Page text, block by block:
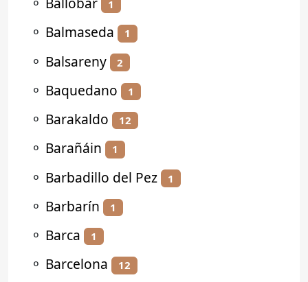
1
⚬ Balmaseda 1
⚬ Balsareny 2
⚬ Baquedano 1
⚬ Barakaldo 12
⚬ Barañáin 1
⚬ Barbadillo del Pez 1
⚬ Barbarín 1
⚬ Barca 1
⚬ Barcelona 12